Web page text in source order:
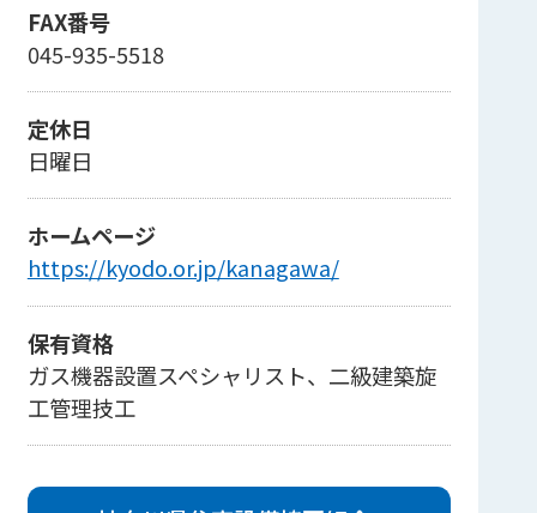
FAX番号
045-935-5518
定休日
日曜日
ホームページ
https://kyodo.or.jp/kanagawa/
保有資格
ガス機器設置スペシャリスト、二級建築旋
工管理技工